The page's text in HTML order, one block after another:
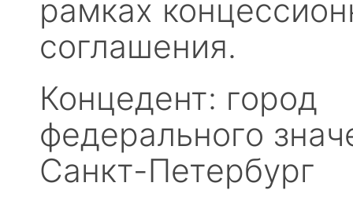
рамках
соглашения.
Концедент: город
федерального
Санкт-Петербург